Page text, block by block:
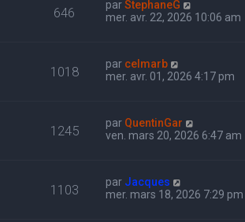
646 parStephaneG
mer. avr. 22, 2026 10:06 am
1018 par celmarb
mer. avr. 01, 2026 4:17 pm
1245 par QuentinGar
ven. mars 20, 2026 6:47 am
1103 par Jacques
mer. mars 18, 2026 7:29 pm